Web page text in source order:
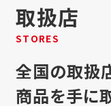
取扱店
STORES
全国の取扱
商品を手に